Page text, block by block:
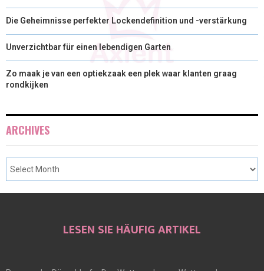
Die Geheimnisse perfekter Lockendefinition und -verstärkung
Unverzichtbar für einen lebendigen Garten
Zo maak je van een optiekzaak een plek waar klanten graag
rondkijken
ARCHIVES
LESEN SIE HÄUFIG ARTIKEL